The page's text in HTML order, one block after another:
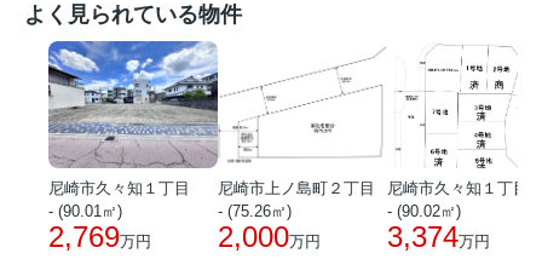
よく見られている物件
尼崎市久々知１丁目
- (90.01㎡)
2,769万円
尼崎市上ノ島町２丁目
- (75.26㎡)
2,000万円
尼崎市久々知１丁目
- (90.02㎡)
3,374万円